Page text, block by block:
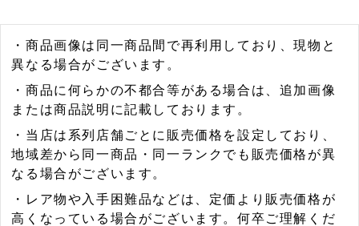
・商品画像は同一商品間で再利用しており、現物と
異なる場合がございます。
・商品に何らかの不都合等がある場合は、追加画像
または商品説明に記載しております。
・当店は系列店舗ごとに販売価格を設定しており、
地域差から同一商品・同一ランクでも販売価格が異
なる場合がございます。
・レア物や入手困難品などは、定価より販売価格が
高くなっている場合がございます。何卒ご理解くだ